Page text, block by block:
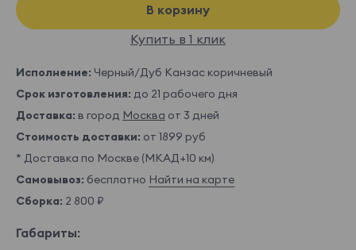
В корзину
Купить в 1 клик
Исполнение: Черный/Дуб Канзас коричневый
Срок изготовления: до 21 рабочего дня
Доставка: в город Москва от 3 дней
Стоимость доставки: от 1899 руб
* Доставка по Москве (МКАД+10 км)
Самовывоз: бесплатно Найти на карте
Сборка: 2 800 ₽
Габариты: